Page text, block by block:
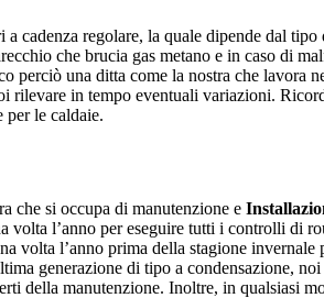
regolare, la quale dipende dal
che brucia gas metano e in caso di
perciò una ditta come la nostra che
rilevare in tempo eventuali variazioni.
per le caldaie.
che si occupa di manutenzione e
l’anno per eseguire tutti i controlli di
l’anno prima della stagione
generazione di tipo a condensazione,
della manutenzione. Inoltre, in qualsiasi